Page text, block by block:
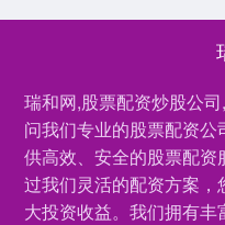
瑞和网,股票配资炒股公
问我们专业的股票配资
供高效、安全的股票配
过我们灵活的配资方案
大投资收益。我们拥有